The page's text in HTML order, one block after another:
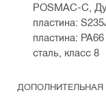
POSMAC-C,
пластина:
пластина:
сталь, класс 8